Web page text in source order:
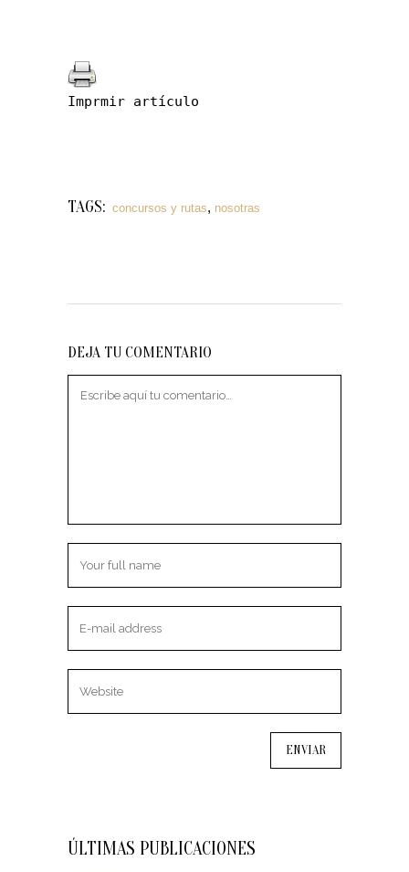
Imprmir artículo
TAGS: concursos y rutas, nosotras
DEJA TU COMENTARIO
ÚLTIMAS PUBLICACIONES